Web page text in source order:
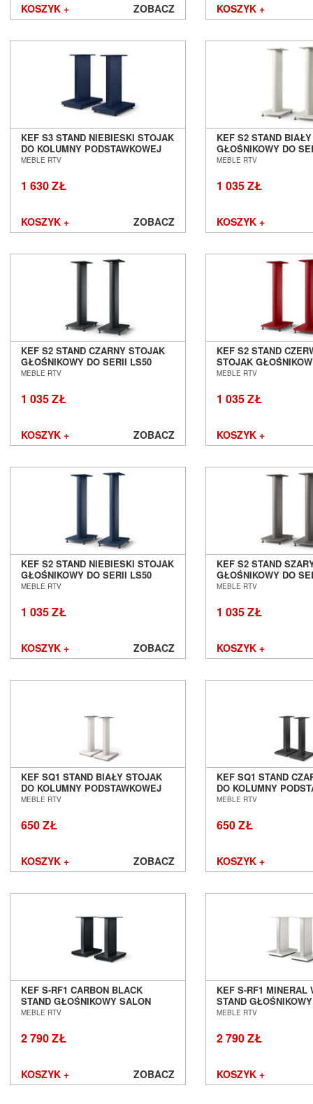
KOSZYK + ZOBACZ KOSZYK +
KEF S3 STAND NIEBIESKI STOJAK
DO KOLUMNY PODSTAWKOWEJ
SALON POZNAŃ WROCŁAW
MEBLE RTV
1 630 ZŁ
KOSZYK + ZOBACZ
KEF S2 STAND
GŁOŚNIKOWY DO
SALON POZNAŃ
MEBLE RTV
1 035 ZŁ
KOSZYK +
KEF S2 STAND CZARNY STOJAK
GŁOŚNIKOWY DO SERII LS50
SALON POZNAŃ WROCŁAW
MEBLE RTV
1 035 ZŁ
KOSZYK + ZOBACZ
KEF S2 STAND
STOJAK
LS50 SALON
MEBLE RTV
1 035 ZŁ
KOSZYK +
KEF S2 STAND NIEBIESKI STOJAK
GŁOŚNIKOWY DO SERII LS50
SALON POZNAŃ WROCŁAW
MEBLE RTV
1 035 ZŁ
KOSZYK + ZOBACZ
KEF S2 STAND
GŁOŚNIKOWY DO
SALON POZNAŃ
MEBLE RTV
1 035 ZŁ
KOSZYK +
KEF SQ1 STAND BIAŁY STOJAK
DO KOLUMNY PODSTAWKOWEJ
SALON POZNAŃ WROCŁAW
MEBLE RTV
650 ZŁ
KOSZYK + ZOBACZ
KEF SQ1 STAND
DO KOLUMNY
SALON POZNAŃ
MEBLE RTV
650 ZŁ
KOSZYK +
KEF S-RF1 CARBON BLACK
STAND GŁOŚNIKOWY SALON
POZNAŃ WROCŁAW
MEBLE RTV
2 790 ZŁ
KOSZYK + ZOBACZ
KEF S-RF1 MINERAL
STAND
POZNAŃ WROCŁAW
MEBLE RTV
2 790 ZŁ
KOSZYK +